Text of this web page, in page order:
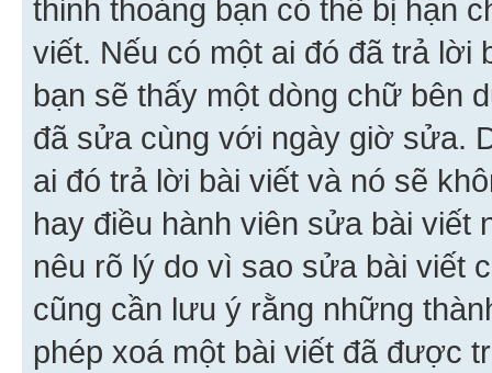
thỉnh thoảng bạn có thể bị hạn
viết. Nếu có một ai đó đã trả lời
bạn sẽ thấy một dòng chữ bên
đã sửa cùng với ngày giờ sửa.
ai đó trả lời bài viết và nó sẽ
hay điều hành viên sửa bài viết
nêu rõ lý do vì sao sửa bài viết
cũng cần lưu ý rằng những
phép xoá một bài viết đã được